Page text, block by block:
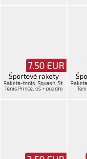
7.50 EUR
Športové rakety
Raketa-tenis, Squash, St.
Tenis Prince, oš + puzdro